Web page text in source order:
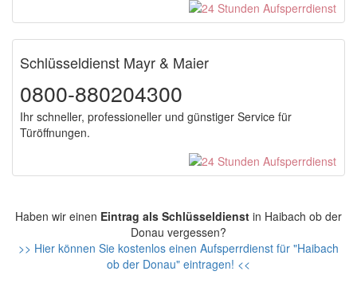
Schlüsseldienst Mayr & Maier
0800-880204300
Ihr schneller, professioneller und günstiger Service für
Türöffnungen.
Haben wir einen Eintrag als Schlüsseldienst in Haibach ob der
Donau vergessen?
>> Hier können Sie kostenlos einen Aufsperrdienst für "Haibach
ob der Donau" eintragen! <<